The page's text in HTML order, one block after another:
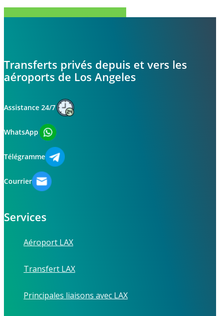
Transferts privés depuis et vers les
aéroports de Los Angeles
Assistance 24/7
WhatsApp
Télégramme
Courrier
Services
Aéroport LAX
Transfert LAX
Principales liaisons avec LAX